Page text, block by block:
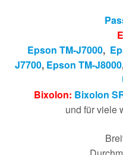
Epson TM-J7000,
J7700, Epson TM-J8000
Bixolon: Bixolon
und für viele